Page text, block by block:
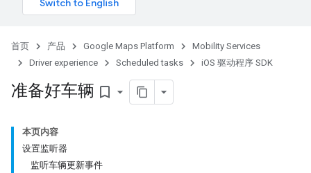
首页 产品 Google Maps Platform
Mobility Services
Driver experience
Scheduled tasks iOS 驱动程序 SDK
准备好车辆 bookmark_border
本页内容
设置监听器
监听车辆更新事件